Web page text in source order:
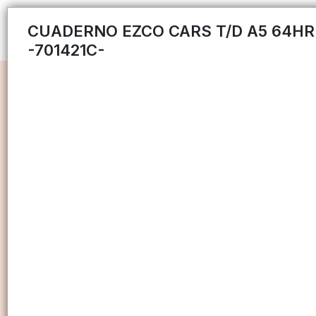
CUADERNO EZCO CARS T/D A5 64HR
-701421C-